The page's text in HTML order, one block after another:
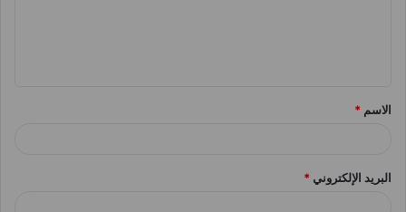
*
الاسم *
البريد الإلكتروني *